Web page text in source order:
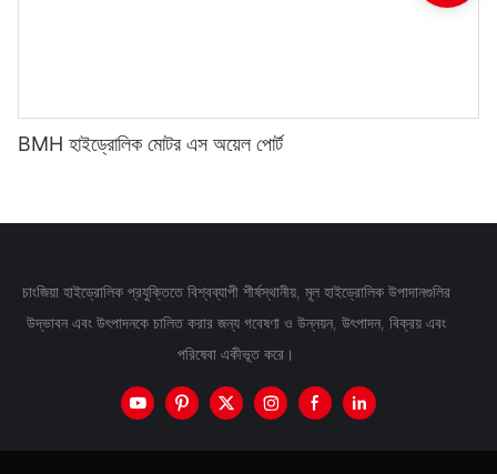
BMH হাইড্রোলিক মোটর এস অয়েল পোর্ট
চাংজিয়া হাইড্রোলিক প্রযুক্তিতে বিশ্বব্যাপী শীর্ষস্থানীয়, মূল হাইড্রোলিক উপাদানগুলির
উদ্ভাবন এবং উৎপাদনকে চালিত করার জন্য গবেষণা ও উন্নয়ন, উৎপাদন, বিক্রয় এবং
পরিষেবা একীভূত করে।